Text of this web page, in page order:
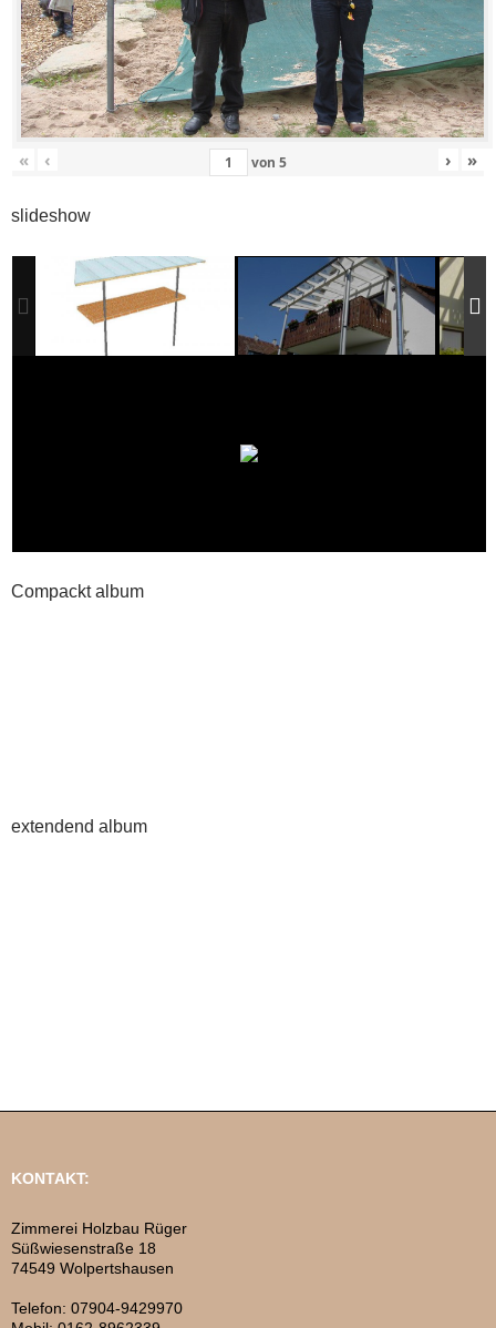
« ‹ von 5 › »
slideshow
Compackt album
extendend album
KONTAKT:
Zimmerei Holzbau Rüger
Süßwiesenstraße 18
74549 Wolpertshausen
Telefon: 07904-9429970